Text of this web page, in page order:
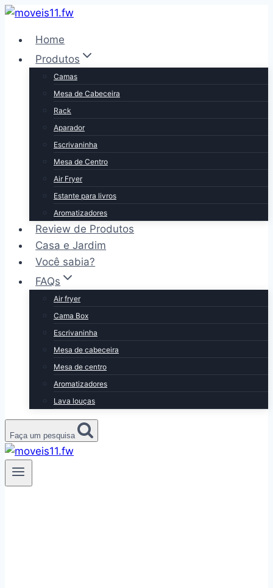
Pular
Conteúdo
Home
Produtos
Camas
Mesa de Cabeceira
Rack
Aparador
Escrivaninha
Mesa de Centro
Air Fryer
Estante para livros
Aromatizadores
Review de Produtos
Casa e Jardim
Você sabia?
FAQs
Air fryer
Cama Box
Escrivaninha
Mesa de cabeceira
Mesa de centro
Aromatizadores
Lava louças
Faça um pesquisa